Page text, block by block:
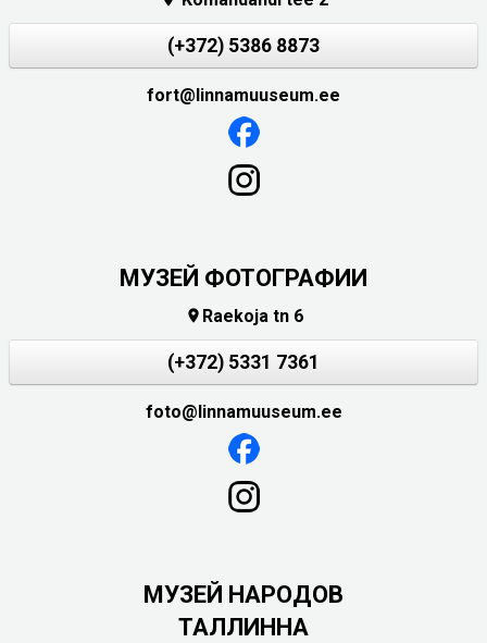
(+372) 5386 8873
fort@linnamuuseum.ee
МУЗЕЙ ФОТОГРАФИИ
 Raekoja tn 6
(+372) 5331 7361
foto@linnamuuseum.ee
MУЗЕЙ НАРОДОВ
ТАЛЛИННА